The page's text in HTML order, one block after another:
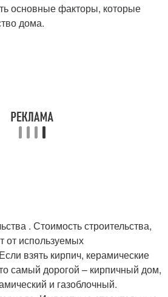
основные факторы, которые
дома.
. Стоимость строительства,
от используемых
взять кирпич, керамические
самый дорогой – кирпичный дом,
и газоблочный.